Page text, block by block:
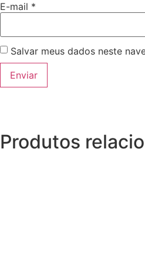
E-mail *
Salvar meus dados neste
Produtos